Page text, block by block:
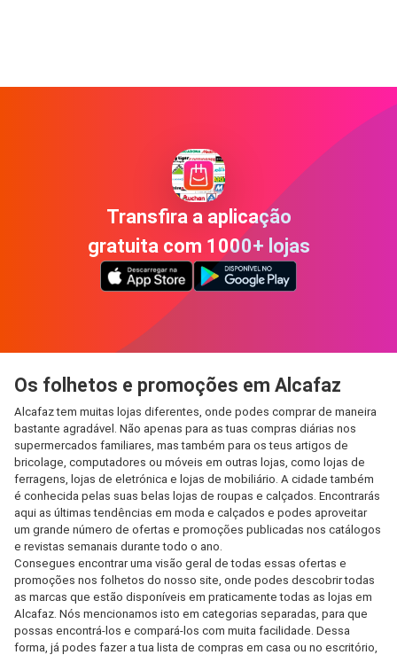
Transfira a aplicação
gratuita com 1000+ lojas
Os folhetos e promoções em Alcafaz
Alcafaz tem muitas lojas diferentes, onde podes comprar de maneira
bastante agradável. Não apenas para as tuas compras diárias nos
supermercados familiares, mas também para os teus artigos de
bricolage, computadores ou móveis em outras lojas, como lojas de
ferragens, lojas de eletrónica e lojas de mobiliário. A cidade também
é conhecida pelas suas belas lojas de roupas e calçados. Encontrarás
aqui as últimas tendências em moda e calçados e podes aproveitar
um grande número de ofertas e promoções publicadas nos catálogos
e revistas semanais durante todo o ano.
Consegues encontrar uma visão geral de todas essas ofertas e
promoções nos folhetos do nosso site, onde podes descobrir todas
as marcas que estão disponíveis em praticamente todas as lojas em
Alcafaz. Nós mencionamos isto em categorias separadas, para que
possas encontrá-los e compará-los com muita facilidade. Dessa
forma, já podes fazer a tua lista de compras em casa ou no escritório,